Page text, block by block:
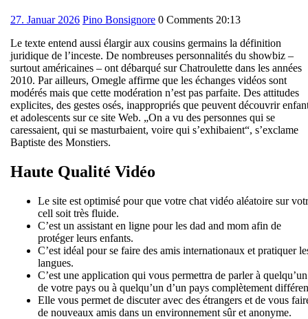
27. Januar 202627.
2026
Pino Bonsignore 0 Comments 20:13
Le texte entend aussi élargir aux cousins germains la définition
juridique de l’inceste. De nombreuses personnalités du showbiz –
surtout américaines – ont débarqué sur Chatroulette dans les années
2010. Par ailleurs, Omegle affirme que les échanges vidéos sont
modérés mais que cette modération n’est pas parfaite. Des attitudes
explicites, des gestes osés, inappropriés que peuvent découvrir
et adolescents sur ce site Web. „On a vu des personnes qui se
caressaient, qui se masturbaient, voire qui s’exhibaient“, s’exclame
Baptiste des Monstiers.
Haute Qualité Vidéo
Le site est optimisé pour que votre chat vidéo aléatoire sur
cell soit très fluide.
C’est un assistant en ligne pour les dad and mom afin de
protéger leurs enfants.
C’est idéal pour se faire des amis internationaux et pratiquer
langues.
C’est une application qui vous permettra de parler à quelqu’un
de votre pays ou à quelqu’un d’un pays complètement
Elle vous permet de discuter avec des étrangers et de vous
de nouveaux amis dans un environnement sûr et anonyme.